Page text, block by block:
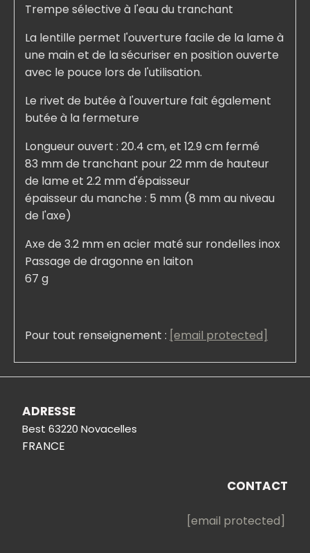
Trempe sélective à l'eau du tranchant
La lentille permet l'ouverture facile de la lame à
une main et de la sécuriser en position ouverte
avec le pouce lors de l'utilisation.
Le rivet de butée à l'ouverture fait également
butée à la fermeture
Longueur ouvert : 20.4 cm, et 12.9 cm fermé
83 mm de tranchant pour 22 mm de hauteur
de lame et 2.2 mm d'épaisseur
épaisseur du manche : 5 mm (8 mm au niveau
de l'axe)
Axe de 3.2 mm en acier maté sur rondelles inox
Passage de dragonne en laiton
67 g
Pour tout renseignement : [email protected]
ADRESSE
Best 63220 Novacelles
FRANCE
CONTACT
[email protected]